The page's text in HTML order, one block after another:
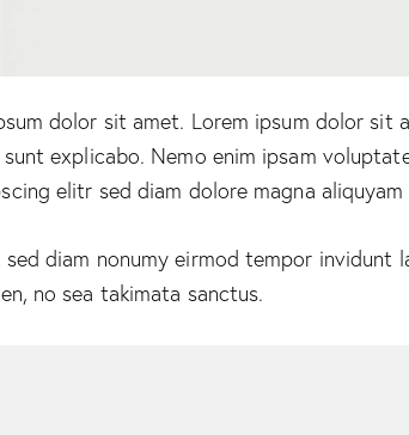
dolor sit amet. Lorem ipsum dolor
explicabo. Nemo enim ipsam
elitr sed diam dolore magna aliquyam
diam nonumy eirmod tempor
no sea takimata sanctus.